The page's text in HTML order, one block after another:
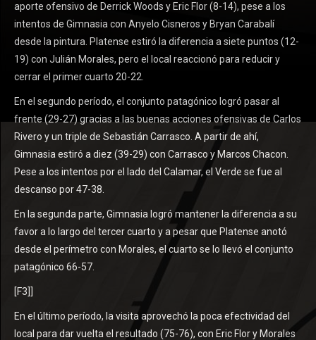
aporte ofensivo de Derrick Woods y Eric Flor (8-14), pese a los
intentos de Gimnasia con Anyelo Cisneros y Bryan Carabalí
desde la pintura. Platense estiró la diferencia a siete puntos (12-
19) con Julián Morales, pero el local reaccionó para reducir y
cerrar el primer cuarto 20-22.
En el segundo período, el conjunto patagónico logró pasar al
frente (29-27) gracias a las buenas acciones ofensivas de Carlos
Rivero y un triple de Sebastián Carrasco. A partir de ahí,
Gimnasia estiró a diez (39-29) con Carrasco y Marcos Chacon.
Pese a los intentos por el lado del Calamar, el Verde se fue al
descanso por 47-38.
En la segunda parte, Gimnasia logró mantener la diferencia a su
favor a lo largo del tercer cuarto y a pesar que Platense anotó
desde el perímetro con Morales, el cuarto se lo llevó el conjunto
patagónico 66-57.
[F3]]
En el último período, la visita aprovechó la poca efectividad del
local para dar vuelta el resultado (75-76), con Eric Flor y Morales